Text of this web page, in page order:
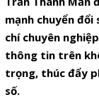
mạnh chuyển
chí chuyên
thông tin trên
trọng, thúc đẩy
số.